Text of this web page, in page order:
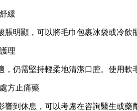
緩
顯，可以將毛巾包裹冰袋或冷飲瓶
理
需堅持輕柔地清潔口腔。使用軟毛
方止痛藥
休息，可以考慮在咨詢醫生或藥